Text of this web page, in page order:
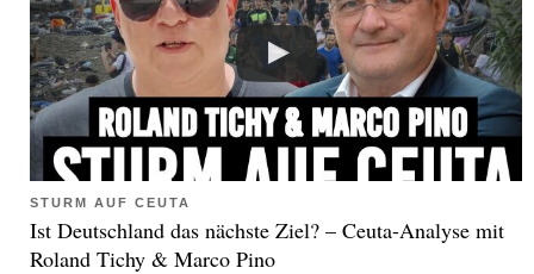
STURM AUF CEUTA
Ist Deutschland das nächste Ziel? – Ceuta-Analyse mit
Roland Tichy & Marco Pino